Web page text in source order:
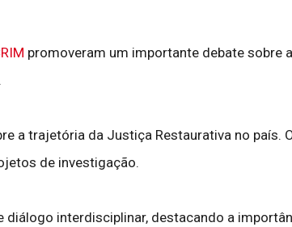
promoveram um importante debate sobre
a trajetória da Justiça Restaurativa no
de investigação.
interdisciplinar, destacando a